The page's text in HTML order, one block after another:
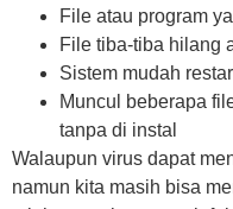
File atau program
File tiba-tiba hilang
Sistem mudah
Muncul beberapa
tanpa di instal
Walaupun virus dapat
namun kita masih bisa